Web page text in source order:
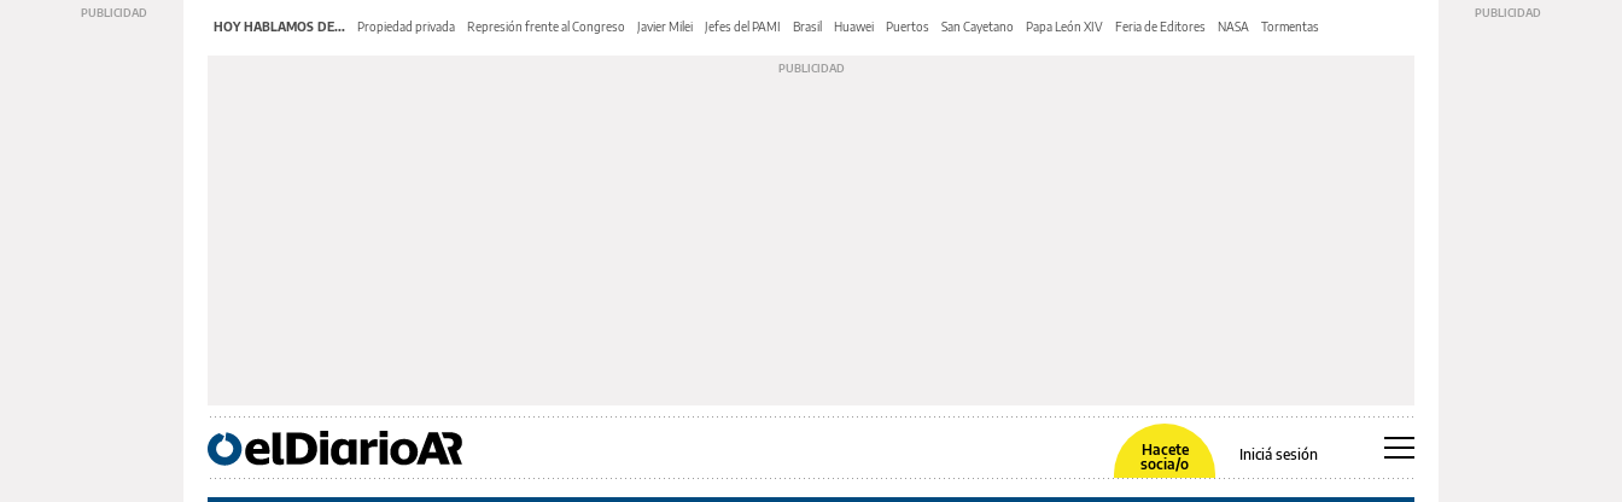
HOY HABLAMOS DE... Propiedad privada Represión frente al Congreso Javier Milei Jefes del PAMI Brasil Huawei Puertos San Cayetano Papa León XIV Feria de Editores NASA Tormentas
Hacete
socia/o
Iniciá sesión